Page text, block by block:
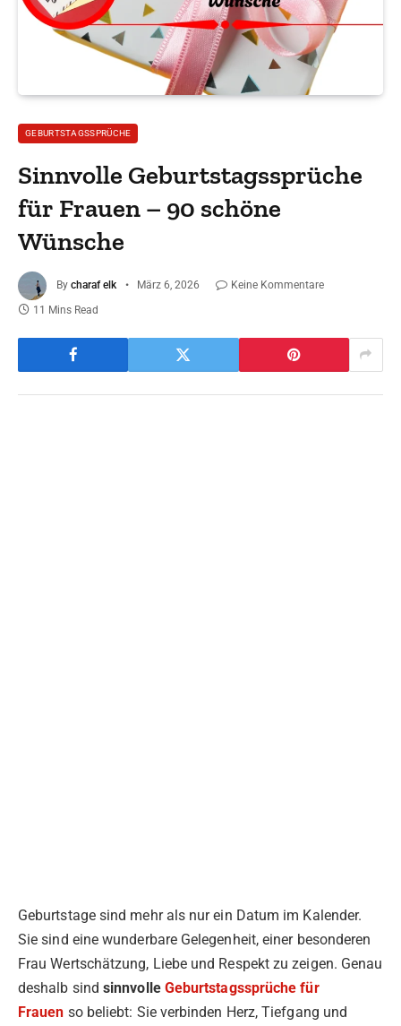
GEBURTSTAGSSPRÜCHE
Sinnvolle Geburtstagssprüche
für Frauen – 90 schöne
Wünsche
By charaf elk März 6, 2026
Keine Kommentare
11 Mins Read
Geburtstage sind mehr als nur ein Datum im Kalender.
Sie sind eine wunderbare Gelegenheit, einer besonderen
Frau Wertschätzung, Liebe und Respekt zu zeigen. Genau
deshalb sindsinnvolle Geburtstagssprüche für
Frauen so beliebt: Sie verbinden Herz, Tiefgang und